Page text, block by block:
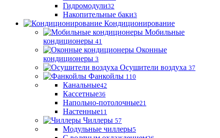
Гидромодули32
Накопительные баки3
Кондиционирование
Мобильные
кондиционеры 41
Оконные
кондиционеры 3
Осушители воздуха 37
Фанкойлы 110
Канальные42
Кассетные36
Напольно-потолочные21
Настенные11
Чиллеры 57
Модульные чиллеры5